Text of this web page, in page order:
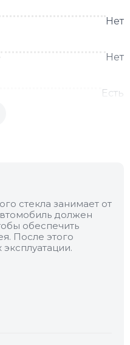
Нет
Нет
Есть
Нет
стекла занимает от
должен
обеспечить
После этого